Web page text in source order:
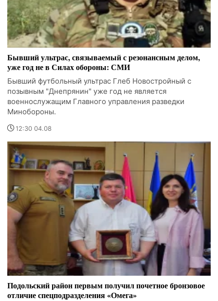
Бывший ультрас, связываемый с резонансным делом,
уже год не в Силах обороны: СМИ
Бывший футбольный ультрас Глеб Новостройный с
позывным "Днепрянин" уже год не является
военнослужащим Главного управления разведки
Минобороны.
12:30 04.08
Подольский район первым получил почетное бронзовое
отличие спецподразделения «Омега»